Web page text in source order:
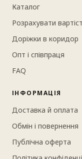
Каталог
Розрахувати
Доріжки в коридор
Опт і співпраця
FAQ
ІНФОРМАЦІЯ
Доставка й оплата
Обмін і повернення
Публічна оферта